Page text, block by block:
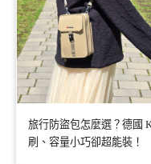
旅行防盜包怎麼選？德國
刷、容量小巧卻超能裝！